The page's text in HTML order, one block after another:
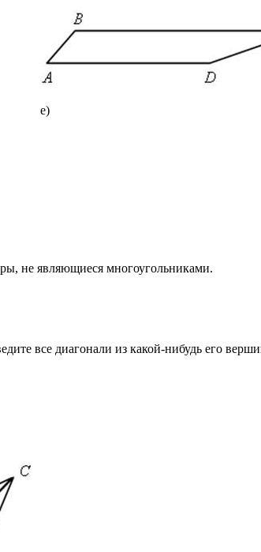
е)
не являющиеся многоугольниками.
все диагонали из какой-нибудь его